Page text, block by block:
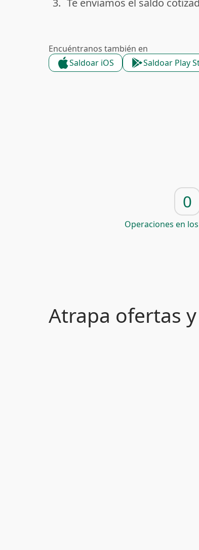
done
3. Te enviamos el saldo
Encuéntranos también en
Saldoar iOS
Saldoar Play
0
Operaciones en
Atrapa ofertas